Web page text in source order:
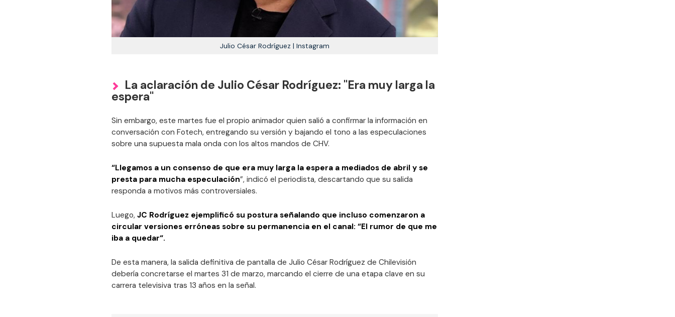
Julio César Rodríguez | Instagram
La aclaración de Julio César Rodríguez: "Era muy larga la
espera"
Sin embargo, este martes fue el propio animador quien salió a confirmar la información en
conversación con Fotech, entregando su versión y bajando el tono a las especulaciones
sobre una supuesta mala onda con los altos mandos de CHV.
“Llegamos a un consenso de que era muy larga la espera a mediados de abril y se
presta para mucha especulación”, indicó el periodista, descartando que su salida
responda a motivos más controversiales.
Luego, JC Rodríguez ejemplificó su postura señalando que incluso comenzaron a
circular versiones erróneas sobre su permanencia en el canal: “El rumor de que me
iba a quedar“.
De esta manera, la salida definitiva de pantalla de Julio César Rodríguez de Chilevisión
debería concretarse el martes 31 de marzo, marcando el cierre de una etapa clave en su
carrera televisiva tras 13 años en la señal.